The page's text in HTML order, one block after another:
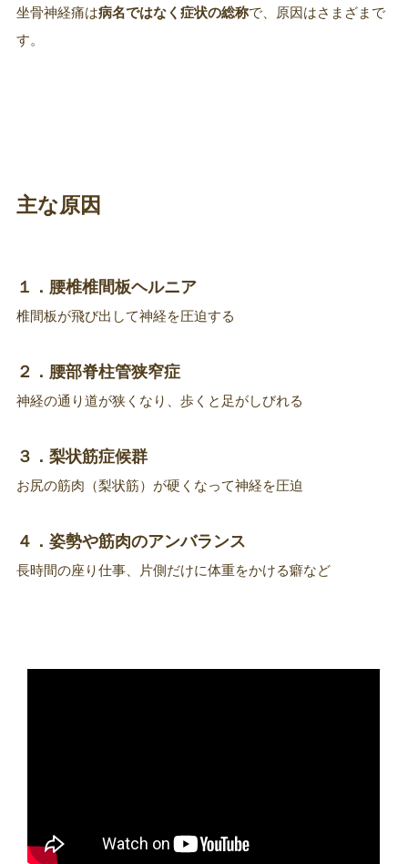
坐骨神経痛は病名ではなく症状の総称で、原因はさまざまで
す。
主な原因
１．腰椎椎間板ヘルニア
椎間板が飛び出して神経を圧迫する
２．腰部脊柱管狭窄症
神経の通り道が狭くなり、歩くと足がしびれる
３．梨状筋症候群
お尻の筋肉（梨状筋）が硬くなって神経を圧迫
４．姿勢や筋肉のアンバランス
長時間の座り仕事、片側だけに体重をかける癖など